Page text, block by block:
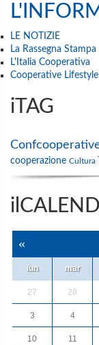
LE NOTIZIE
La Rassegna Stampa
L'Italia Cooperativa
Cooperative
iTAG
cooperazione Cultura
«
lun mar
27 28
3 4
10 11